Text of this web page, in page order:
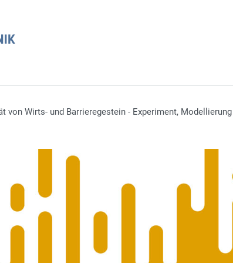
von Wirts- und Barrieregestein - Experiment,